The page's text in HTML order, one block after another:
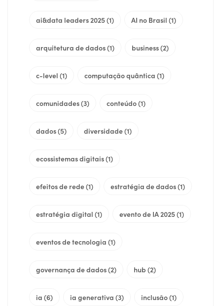
ai&data leaders 2025(1) AI no Brasil (1)
arquitetura de dados(1) business(2)
c-level (1) computação quântica (1)
comunidades(3) conteúdo(1)
dados(5) diversidade(1)
ecossistemas digitais(1)
efeitos de rede(1) estratégia de dados(1)
estratégia digital (1) evento de IA 2025(1)
eventos de tecnologia (1)
governança de dados(2) hub (2)
ia (6) ia generativa (3) inclusão(1)